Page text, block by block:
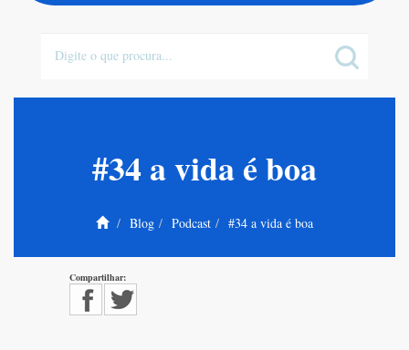
#34 a vida é boa
Blog Podcast #34 a vida é boa
Compartilhar: